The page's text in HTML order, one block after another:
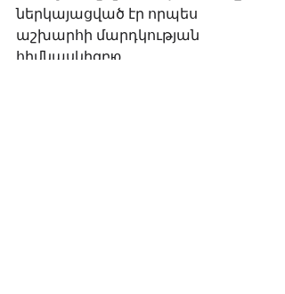
ներկայացված էր որպես
աշխարհի մարդկության
հիմնասկիզբю.